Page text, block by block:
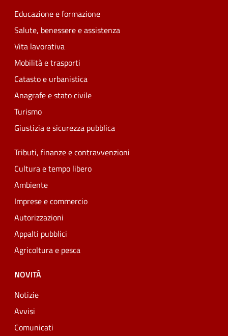
Educazione e formazione
Salute, benessere e assistenza
Vita lavorativa
Mobilità e trasporti
Catasto e urbanistica
Anagrafe e stato civile
Turismo
Giustizia e sicurezza pubblica
Tributi, finanze e contravvenzioni
Cultura e tempo libero
Ambiente
Imprese e commercio
Autorizzazioni
Appalti pubblici
Agricoltura e pesca
NOVITÀ
Notizie
Avvisi
Comunicati